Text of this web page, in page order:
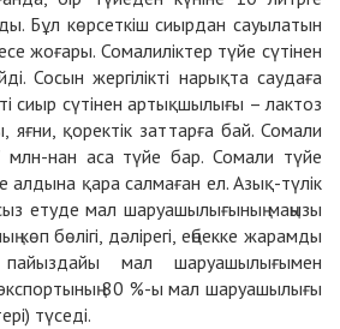
Бұл көрсеткіш сиырдан сауылатын
жоғары. Сомалиліктер түйе сүтінен
Сосын жергілікті нарықта саудаға
сиыр сүтінен артықшылығы – лактоз
яғни, қоректік заттарға бай. Сомали
млн-нан аса түйе бар. Сомали түйе
қара салмаған ел. Азық-түлік
етуде мал шаруашылығының маңызы
көп бөлігі, дәлірегі, еңбекке жарамды
мал шаруашылығымен
80 %-ы мал шаруашылығы
түседі.